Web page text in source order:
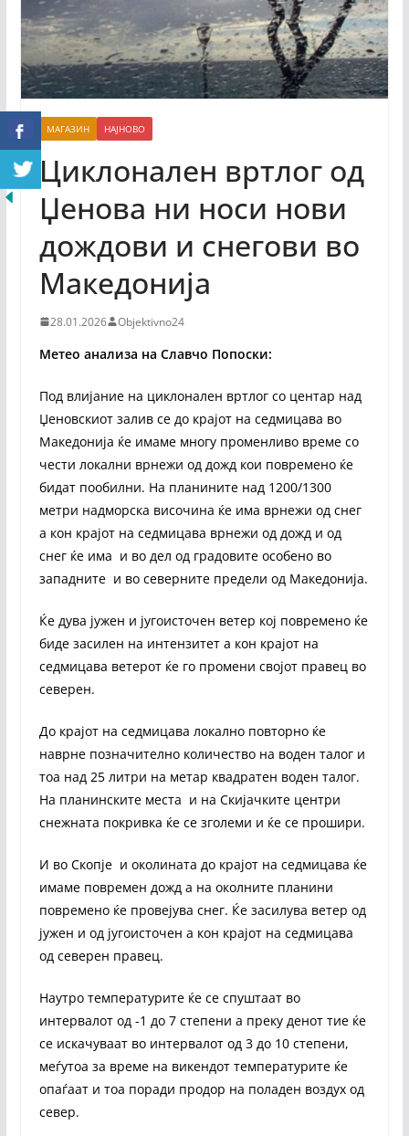
МАГАЗИН НАЈНОВО
Циклонален вртлог од
Џенова ни носи нови
дождови и снегови во
Македонија
28.01.2026 Objektivno24
Метео анализа на Славчо Попоски:
Под влијание на циклонален вртлог со центар над
Џеновскиот залив се до крајот на седмицава во
Македонија ќе имаме многу променливо време со
чести локални врнежи од дожд кои повремено ќе
бидат пообилни. На планините над 1200/1300
метри надморска височина ќе има врнежи од снег
а кон крајот на седмицава врнежи од дожд и од
снег ќе има и во дел од градовите особено во
западните и во северните предели од Македонија.
Ќе дува јужен и југоисточен ветер кој повремено ќе
биде засилен на интензитет а кон крајот на
седмицава ветерот ќе го промени својот правец во
северен.
До крајот на седмицава локално повторно ќе
наврне позначително количество на воден талог и
тоа над 25 литри на метар квадратен воден талог.
На планинските места и на Скијачките центри
снежната покривка ќе се зголеми и ќе се прошири.
И во Скопје и околината до крајот на седмицава ќе
имаме повремен дожд а на околните планини
повремено ќе провејува снег. Ќе засилува ветер од
јужен и од југоисточен а кон крајот на седмицава
од северен правец.
Наутро температурите ќе се спуштаат во
интервалот од -1 до 7 степени а преку денот тие ќе
се искачуваат во интервалот од 3 до 10 степени,
меѓутоа за време на викендот температурите ќе
опаѓаат и тоа поради продор на поладен воздух од
север.